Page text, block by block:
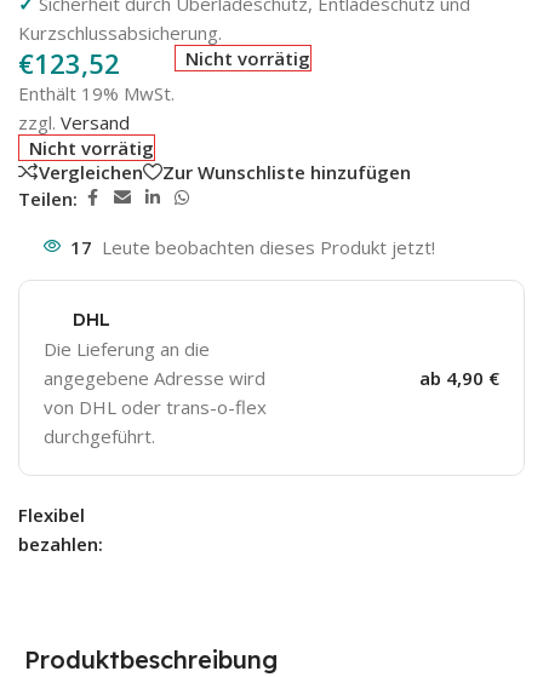
Kurzschlussabsicherung.
€123,52
Enthält 19% MwSt.
zzgl. Versand
Nicht vorrätig
Nicht vorrätig
Vergleichen
Zur Wunschliste hinzufügen
Teilen:
17 Leute beobachten dieses Produkt jetzt!
DHL
Die Lieferung an die
angegebene Adresse wird
von DHL oder trans-o-flex
durchgeführt.
ab 4,90 €
Flexibel
bezahlen:
Produktbeschreibung